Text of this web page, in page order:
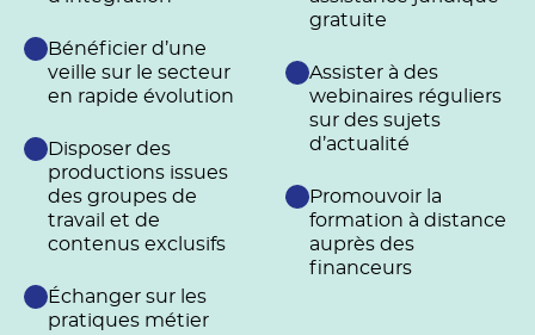
Bénéficier d’une
veille sur le secteur
en rapide évolution
Disposer des
productions issues
des groupes de
travail et de
contenus exclusifs
Échanger sur les
pratiques métier
gratuite
Assister à des
webinaires réguliers
sur des sujets
d’actualité
Promouvoir la
formation à distance
auprès des
financeurs